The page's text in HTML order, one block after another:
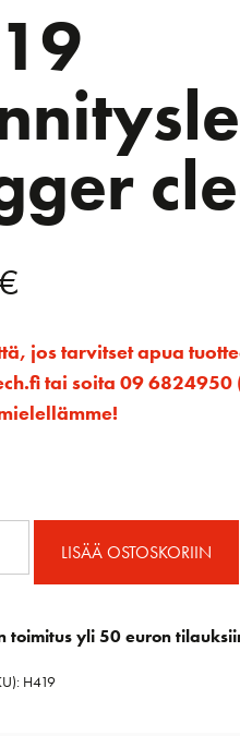
€
jos tarvitset apua
tai soita 09
LISÄÄ OSTOSKORIIN
toimitus yli 50 euron
H419